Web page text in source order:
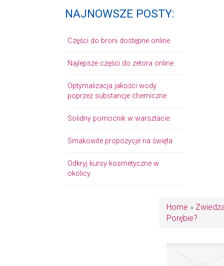
NAJNOWSZE POSTY:
Części do broni dostępne online
Najlepsze części do zetora online
Optymalizacja jakości wody
poprzez substancje chemiczne
Solidny pomocnik w warsztacie.
Smakowite propozycje na święta
Odkryj kursy kosmetyczne w
okolicy
Home »
Porębie?